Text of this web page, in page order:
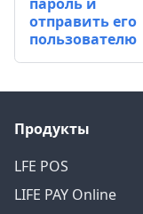
отправить его
пользователю
Продукты
LFE POS
LIFE PAY Online